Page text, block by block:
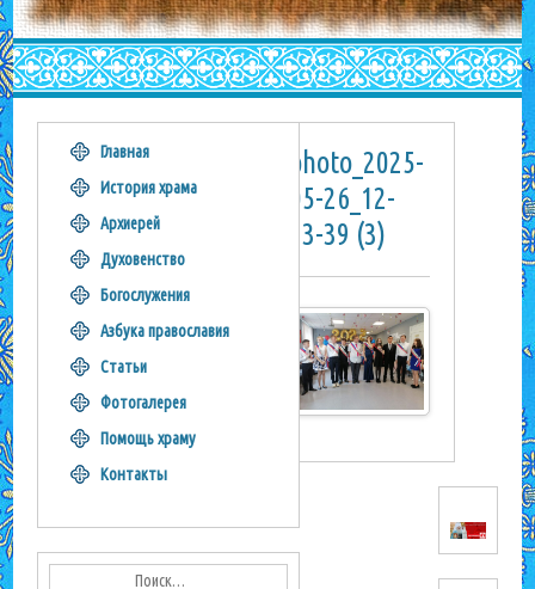
photo_2025-
05-26_12-
23-39 (3)
Главная
История храма
Архиерей
Духовенство
Богослужения
Азбука православия
Статьи
Фотогалерея
Помощь храму
Контакты